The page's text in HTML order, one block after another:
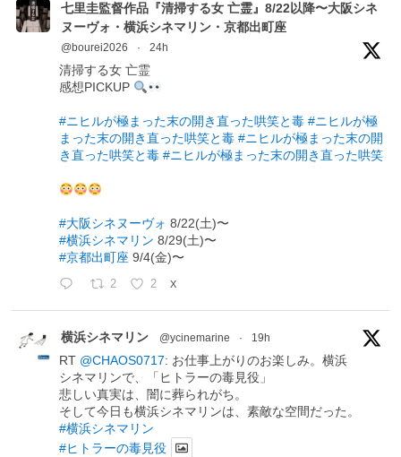
七里圭監督作品『清掃する女 亡霊』8/22以降〜大阪シネ
ヌーヴォ・横浜シネマリン・京都出町座
@bourei2026 · 24h
清掃する女 亡霊
感想PICKUP
#ニヒルが極まった末の開き直った哄笑と毒 #ニヒルが極
まった末の開き直った哄笑と毒 #ニヒルが極まった末の開
き直った哄笑と毒 #ニヒルが極まった末の開き直った哄笑
#大阪シネヌーヴォ 8/22(土)〜
#横浜シネマリン 8/29(土)〜
#京都出町座 9/4(金)〜
2 2 X
横浜シネマリン @ycinemarine · 19h
RT @CHAOS0717: お仕事上がりのお楽しみ。横浜
シネマリンで、「ヒトラーの毒見役」
悲しい真実は、闇に葬られがち。
そして今日も横浜シネマリンは、素敵な空間だった。
#横浜シネマリン
#ヒトラーの毒見役